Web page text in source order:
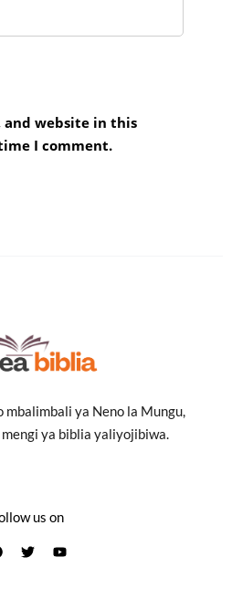
and website in this
I comment.
mbalimbali ya Neno la Mungu,
ya biblia yaliyojibiwa.
us on